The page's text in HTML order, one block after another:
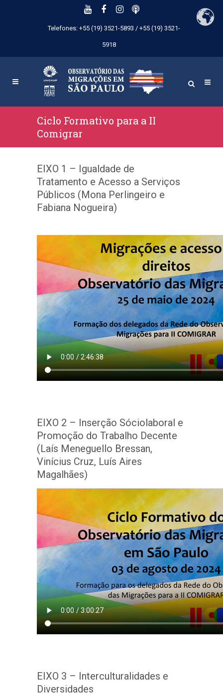
Telefones: +55 (19) 3521-5893 / +55 (19) 3521-
5918
Ciclo Formativo para a II
Comigrar
EIXO 1 – Igualdade de
Tratamento e Acesso a Serviços
Públicos (Mona Perlingeiro e
Fabiana Nogueira)
EIXO 2 – Inserção Sóciolaboral e
Promoção do Trabalho Decente
(Laís Meneguello Bressan,
Vinícius Cruz, Luís Aires
Magalhães)
EIXO 3 – Interculturalidades e
Diversidades